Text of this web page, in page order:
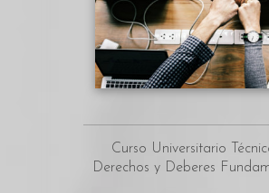
Curso Universitario
Derechos y Deberes